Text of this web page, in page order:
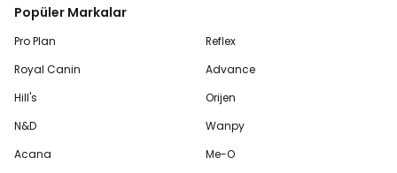
Popüler Markalar
Pro Plan
Royal Canin
Hill's
N&D
Acana
Reflex
Advance
Orijen
Wanpy
Me-O